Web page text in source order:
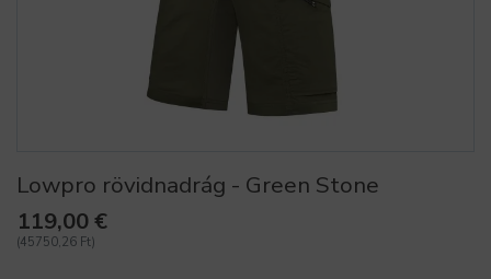
Lowpro rövidnadrág - Green Stone
119,00 €
(45750,26 Ft)